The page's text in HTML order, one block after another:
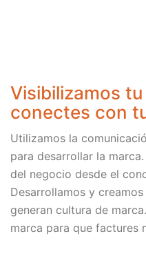
Visibilizamos
conectes con
Utilizamos la
para desarrollar la
del negocio desde el
Desarrollamos y
generan cultura de
marca para que factures